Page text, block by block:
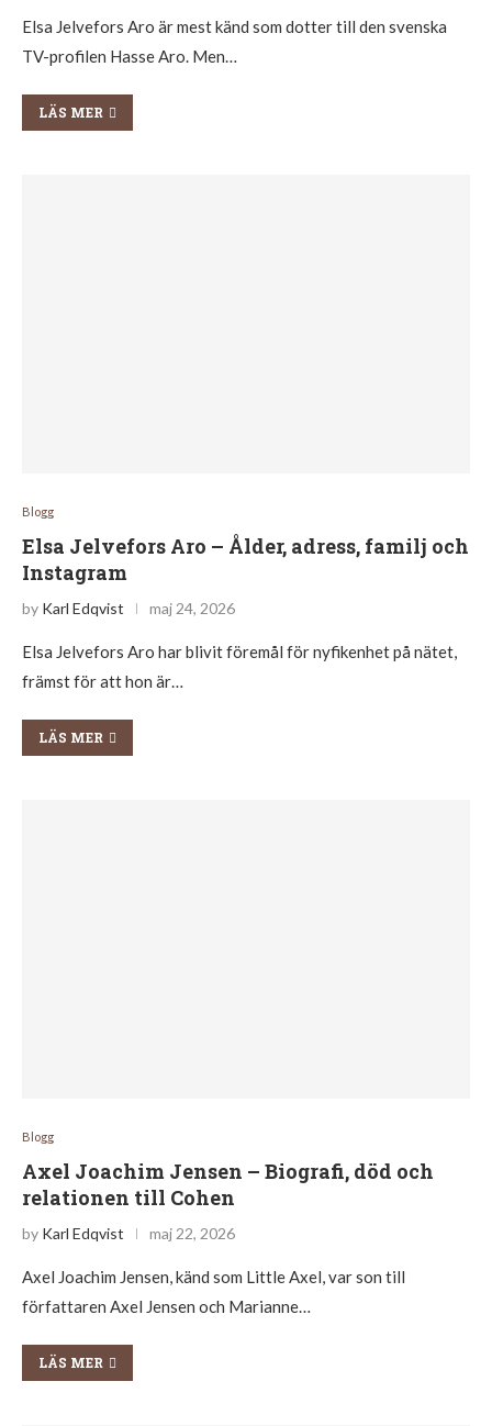
Elsa Jelvefors Aro är mest känd som dotter till den svenska
TV-profilen Hasse Aro. Men…
LÄS MER
Blogg
Elsa Jelvefors Aro – Ålder, adress, familj och
Instagram
by Karl Edqvist maj 24, 2026
Elsa Jelvefors Aro har blivit föremål för nyfikenhet på nätet,
främst för att hon är…
LÄS MER
Blogg
Axel Joachim Jensen – Biografi, död och
relationen till Cohen
by Karl Edqvist maj 22, 2026
Axel Joachim Jensen, känd som Little Axel, var son till
författaren Axel Jensen och Marianne…
LÄS MER